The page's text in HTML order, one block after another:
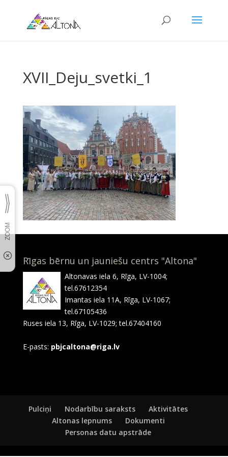
XVII_Deju_svetki_1
Rīgas bērnu un jauniešu centrs "Altona"
Altonavas iela 6, Rīga, LV-1004;
tel.67612354
Imantas iela 11A, Rīga, LV-1067;
tel.67105436
Ruses iela 13, Rīga, LV-1029; tel.67404160
E-pasts: pbjcaltona@riga.lv
Pulciņi Nodarbību saraksts
Aktivitātes
Altonas lepnums
Dokumenti
Personas datu apstrāde